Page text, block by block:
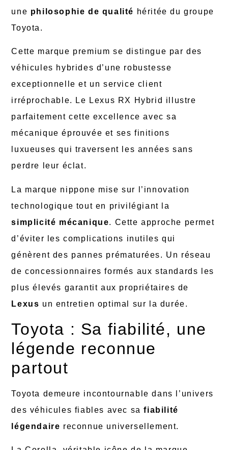
une philosophie de qualité héritée du groupe
Toyota.
Cette marque premium se distingue par des
véhicules hybrides d’une robustesse
exceptionnelle et un service client
irréprochable. Le Lexus RX Hybrid illustre
parfaitement cette excellence avec sa
mécanique éprouvée et ses finitions
luxueuses qui traversent les années sans
perdre leur éclat.
La marque nippone mise sur l’innovation
technologique tout en privilégiant la
simplicité mécanique. Cette approche permet
d’éviter les complications inutiles qui
génèrent des pannes prématurées. Un réseau
de concessionnaires formés aux standards les
plus élevés garantit aux propriétaires de
Lexus un entretien optimal sur la durée.
Toyota : Sa fiabilité, une
légende reconnue
partout
Toyota demeure incontournable dans l’univers
des véhicules fiables avec safiabilité
légendaire reconnue universellement.